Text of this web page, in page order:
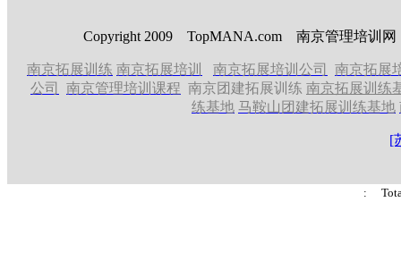
Copyright 2009 TopMANA.com 南京管理培训网
南京拓展训练 南京拓展培训 南京拓展培训公司
南京拓展
公司
南京管理培训课程 南京团建拓展训练 南京拓展训练
练基地 马鞍山团建拓展训练基地
[
: